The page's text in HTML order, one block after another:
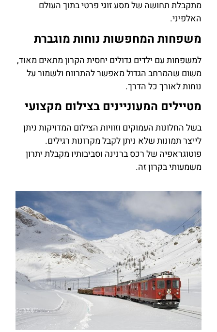
מתקבלת תחושה של מסע זוגי פרטי בתוך העולם
האלפיני.
משפחות המחפשות נוחות מוגברת
למשפחות עם ילדים גדולים יחסית הקרון מתאים מאוד,
משום שהמרחב הגדול מאפשר להתרווח ולשמור על
נוחות לאורך כל הדרך.
מטיילים המעוניינים בצילום מקצועי
בשל החלונות העמוקים וזוויות הצילום המדויקות ניתן
לייצר תמונות שלא ניתן לקבל מקרונות רגילים.
פוטוגראפיה של רכס ברנינה וסביבותיו מקבלת יתרון
משמעותי בקרון זה.